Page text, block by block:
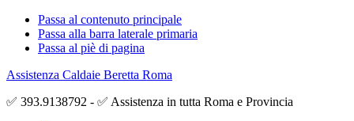
Passa al contenuto principale
Passa alla barra laterale primaria
Passa al piè di pagina
Assistenza Caldaie Beretta Roma
✅ 393.9138792 - ✅ Assistenza in tutta Roma e Provincia